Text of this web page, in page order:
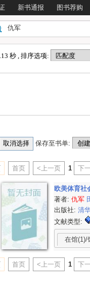
新书通报 图书荐购
秒 , 排序选项:
保存至书单:
首页 <上一页 1 下
欧美体育
著者:仇军
出版社:清
文献类型:
在馆(1)/
首页 <上一页 1 下